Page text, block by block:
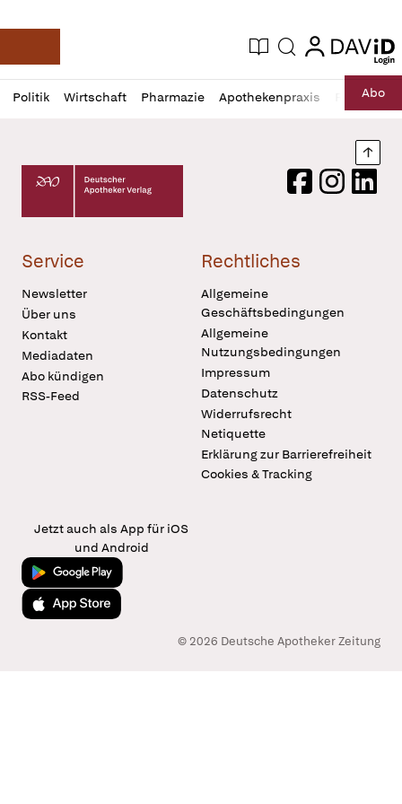
Deutsche Apotheker Zeitung
Aktuelle Ausgabe
Suche login
login
Politik Wirtschaft Pharmazie Apothekenpraxis RechtAbo
Profil
öffnen
Daz
Pur
Deutscher Apotheker Verlag Logo
FacebookInstagram
Service
Newsletter
Über uns
Kontakt
Mediadaten
Abo kündigen
RSS-Feed
Rechtliches
Allgemeine
Geschäftsbedingungen
Allgemeine
Nutzungsbedingungen
Impressum
Datenschutz
Widerrufsrecht
Netiquette
Erklärung zur Barrierefreiheit
Cookies & Tracking
Jetzt auch als App für iOS
und Android
Jetzt bei Google Play
Laden im App Store
© 2026 Deutsche Apotheker Zeitung